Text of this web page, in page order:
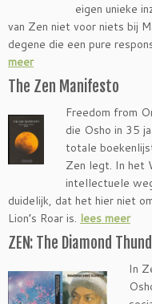
eigen unieke
van Zen niet voor niets bij
degene die een pure
meer
The Zen Manifesto
Freedom from
die Osho in 35
totale
Zen legt. In het
intellectuele
duidelijk, dat het hier niet
Lion’s Roar is. lees meer
ZEN: The Diamond
In